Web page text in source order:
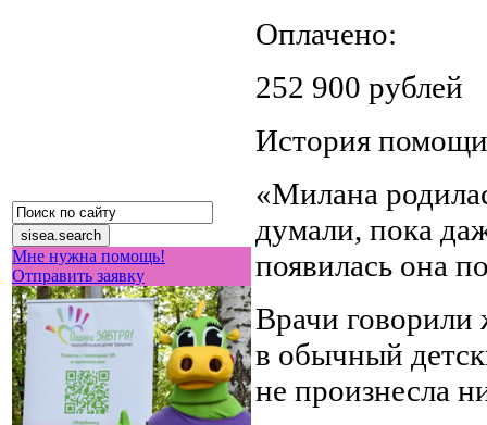
Мне нужна помощь!
Отправить заявку
Оплачено:
252 900 рублей
История помощи
«Милана
думали, пока
появилась она
Врачи говорили
в обычный
не произнесла